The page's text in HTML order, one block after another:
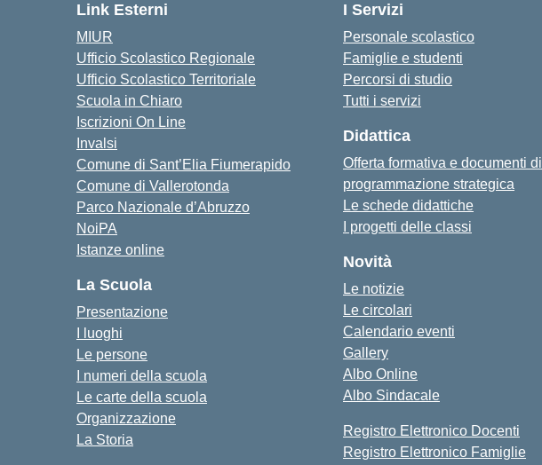
Link Esterni
MIUR
Ufficio Scolastico Regionale
Ufficio Scolastico Territoriale
Scuola in Chiaro
Iscrizioni On Line
Invalsi
Comune di Sant’Elia Fiumerapido
Comune di Vallerotonda
Parco Nazionale d’Abruzzo
NoiPA
Istanze online
La Scuola
Presentazione
I luoghi
Le persone
I numeri della scuola
Le carte della scuola
Organizzazione
La Storia
I Servizi
Personale scolastico
Famiglie e studenti
Percorsi di studio
Tutti i servizi
Didattica
Offerta formativa e documenti di
programmazione strategica
Le schede didattiche
I progetti delle classi
Novità
Le notizie
Le circolari
Calendario eventi
Gallery
Albo Online
Albo Sindacale
Registro Elettronico Docenti
Registro Elettronico Famiglie